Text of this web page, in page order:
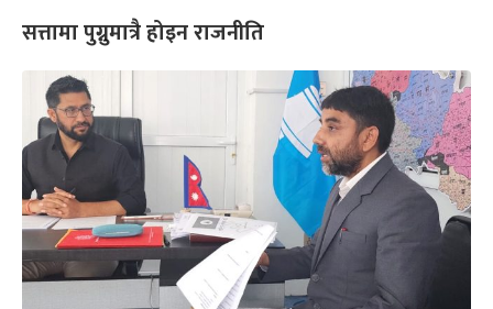
सत्तामा पुग्नुमात्रै होइन राजनीति